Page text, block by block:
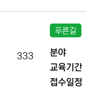
333
푸른길
분야
교육기간
접수일정